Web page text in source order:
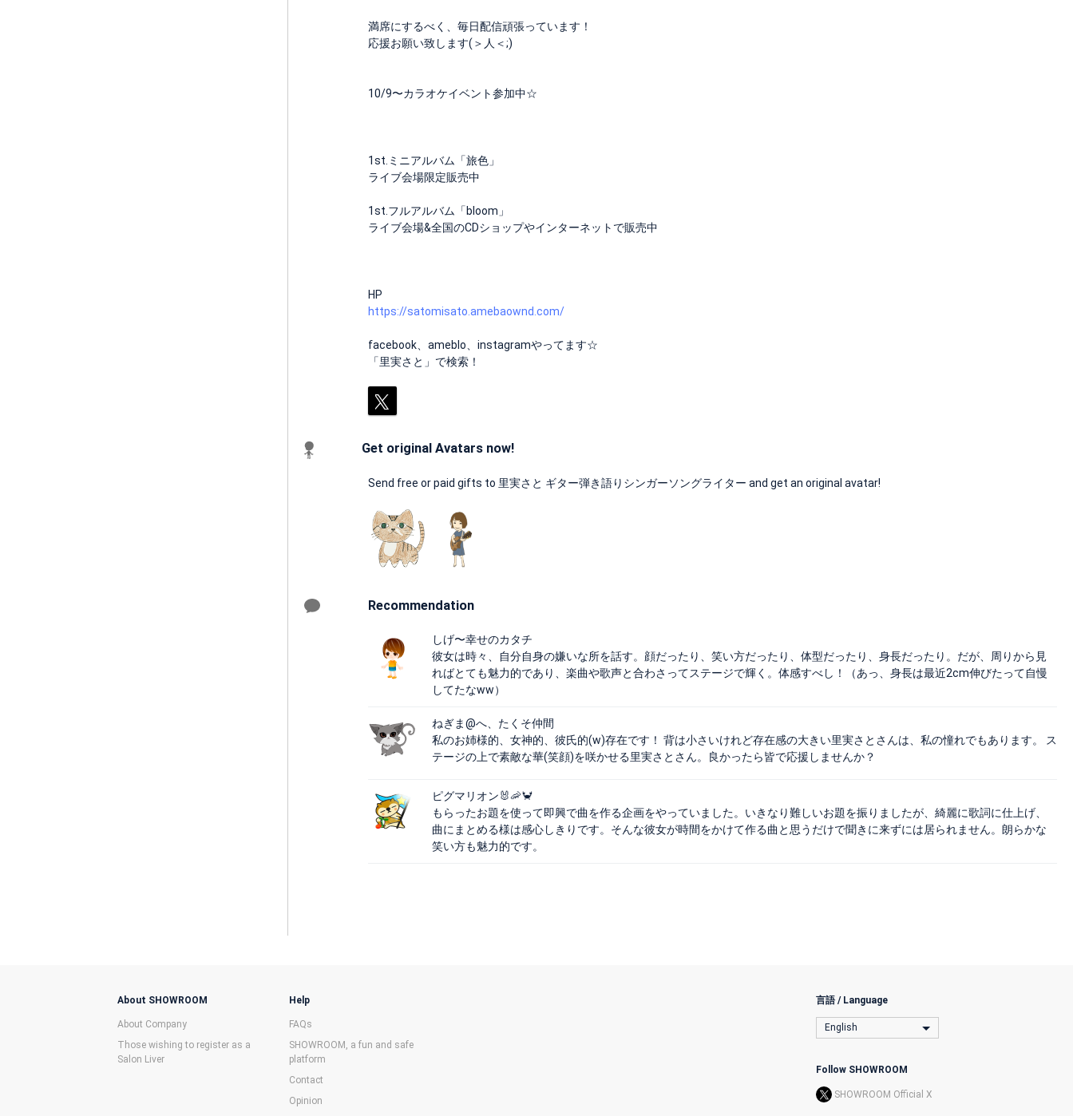
満席にするべく、毎日配信頑張っています！
応援お願い致します(＞人＜;)
10/9〜カラオケイベント参加中☆
1st.ミニアルバム「旅色」
ライブ会場限定販売中
1st.フルアルバム「bloom」
ライブ会場&全国のCDショップやインターネットで販売中
HP
https://satomisato.amebaownd.com/
facebook、ameblo、instagramやってます☆
「里実さと」で検索！
Get original Avatars now!
Send free or paid gifts to 里実さと ギター弾き語りシンガーソングライター and get an original avatar!
Recommendation
しげ〜幸せのカタチ
彼女は時々、自分自身の嫌いな所を話す。顔だったり、笑い方だったり、体型だったり、身長だったり。だが、周りから見
ればとても魅力的であり、楽曲や歌声と合わさってステージで輝く。体感すべし！（あっ、身長は最近2cm伸びたって自慢
してたなww）
ねぎま@へ、たくそ仲間
私のお姉様的、女神的、彼氏的(w)存在です！ 背は小さいけれど存在感の大きい里実さとさんは、私の憧れでもあります。 ス
テージの上で素敵な華(笑顔)を咲かせる里実さとさん。良かったら皆で応援しませんか？
ピグマリオン🐰🦐🦀
もらったお題を使って即興で曲を作る企画をやっていました。いきなり難しいお題を振りましたが、綺麗に歌詞に仕上げ、
曲にまとめる様は感心しきりです。そんな彼女が時間をかけて作る曲と思うだけで聞きに来ずには居られません。朗らかな
笑い方も魅力的です。
About SHOWROOM
About Company
Those wishing to register as a
Salon Liver
Help
FAQs
SHOWROOM, a fun and safe
platform
Contact
Opinion
言語 / Language
English
Follow SHOWROOM
SHOWROOM Official X